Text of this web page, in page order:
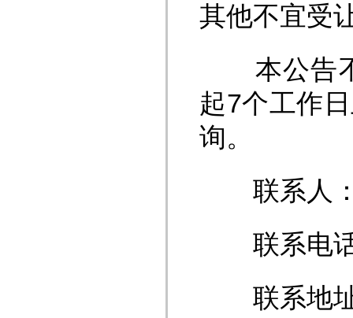
其他不宜受
本公告不
起7个工作
询。
联系人：
联系电话
联系地址